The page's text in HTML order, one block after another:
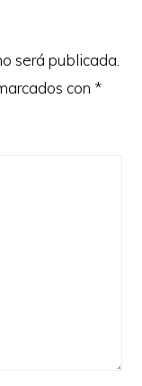
será publicada.
con *